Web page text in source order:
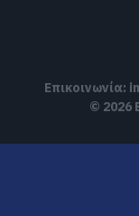
Επικοινωνία:
© 2026